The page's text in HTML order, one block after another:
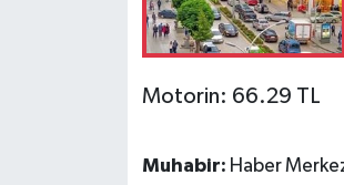
Motorin: 66.29 TL
Muhabir: Haber